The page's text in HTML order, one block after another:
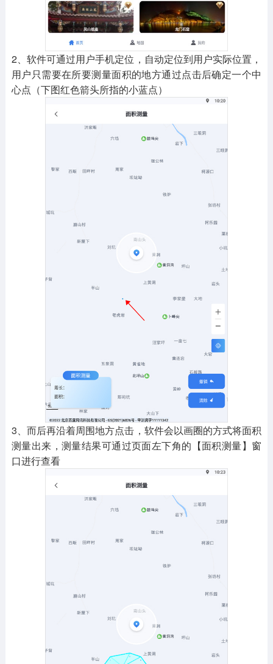
2、软件可通过用户手机定位，自动定位到用户实际位置，
用户只需要在所要测量面积的地方通过点击后确定一个中
心点（下图红色箭头所指的小蓝点）
3、而后再沿着周围地方点击，软件会以画圈的方式将面积
测量出来，测量结果可通过页面左下角的【面积测量】窗
口进行查看